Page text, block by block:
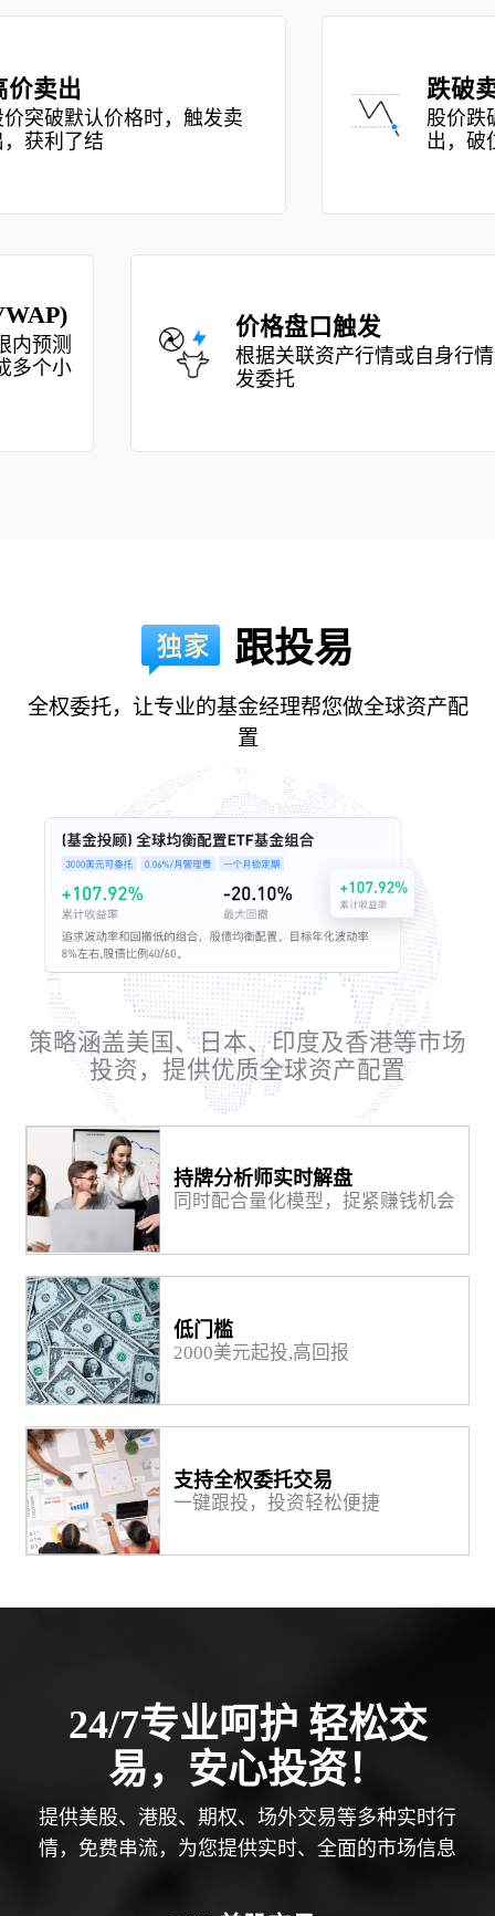
触发卖
跌破卖出
股价跌破默认价格时，触
价格盘口触发
根据关联资产行情或自身行情触
发委托
跟投易
全权委托，让专业的基金经理帮您做全球资产配
置
策略涵盖美国、日本、印度及香港等市场
投资，提供优质全球资产配置
持牌分析师实时解盘
同时配合量化模型，捉紧赚钱机会
低门槛
2000美元起投,高回报
支持全权委托交易
一键跟投，投资轻松便捷
24/7专业呵护 轻松交
易，安心投资！
提供美股、港股、期权、场外交易等多种实时行
情，免费串流，为您提供实时、全面的市场信息